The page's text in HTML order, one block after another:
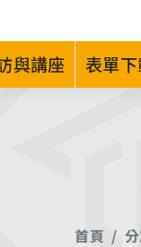
與講座 表單
首頁